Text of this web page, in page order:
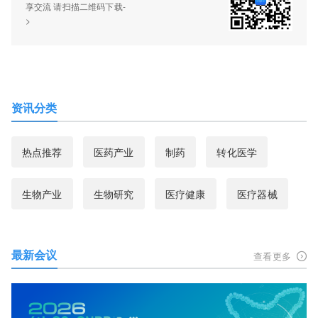
享交流 请扫描二维码下载-
>
资讯分类
热点推荐 医药产业 制药 转化医学
生物产业 生物研究 医疗健康 医疗器械
最新会议 查看更多